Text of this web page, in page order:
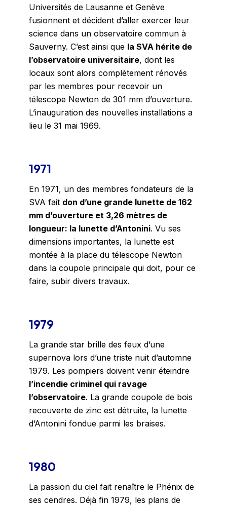
Universités de Lausanne et Genève
fusionnent et décident d’aller exercer leur
science dans un observatoire commun à
Sauverny. C’est ainsi que la SVA hérite de
l’observatoire universitaire, dont les
locaux sont alors complètement rénovés
par les membres pour recevoir un
télescope Newton de 301 mm d’ouverture.
L’inauguration des nouvelles installations a
lieu le 31 mai 1969.
1971
En 1971, un des membres fondateurs de la
SVA fait don d’une grande lunette de 162
mm d’ouverture et 3,26 mètres de
longueur: la lunette d’Antonini. Vu ses
dimensions importantes, la lunette est
montée à la place du télescope Newton
dans la coupole principale qui doit, pour ce
faire, subir divers travaux.
1979
La grande star brille des feux d’une
supernova lors d’une triste nuit d’automne
1979. Les pompiers doivent venir éteindre
l’incendie criminel qui ravage
l’observatoire. La grande coupole de bois
recouverte de zinc est détruite, la lunette
d’Antonini fondue parmi les braises.
1980
La passion du ciel fait renaître le Phénix de
ses cendres. Déjà fin 1979, les plans de